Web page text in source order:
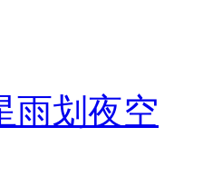
雨划夜空